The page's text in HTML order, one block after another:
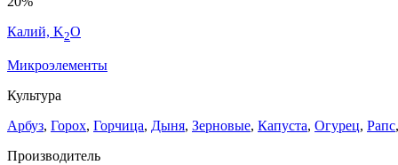
Калий, K2O
Микроэлементы
Культура
Арбуз, Горох, Горчица, Дыня, Зерновые, Капуста, Огурец, Рапс,
Производитель